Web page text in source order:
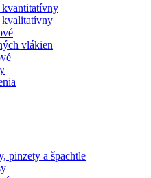
kvalitatívny
vlákien
pinzety a špachtle